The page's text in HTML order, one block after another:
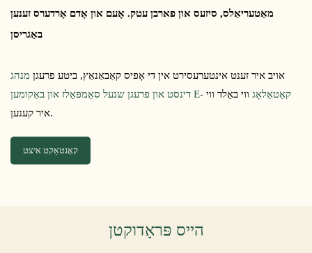
מאַטעריאַלס, סיזעס און פארבן עטק. אָעם און אָדם אָרדערס זענען
באַגריסן
אויב איר זענט אינטערעסירט אין די אָפיס קאַבאַנאַץ, ביטע פרעגן מנהג
דינסט און פרעגן שנעל סאַמפּאַלז און באַקומען E- קאַטאַלאָג ווי באַלד ווי
איר קענען.
קאָנטאַקט איצט
הייס פּראָדוקטן